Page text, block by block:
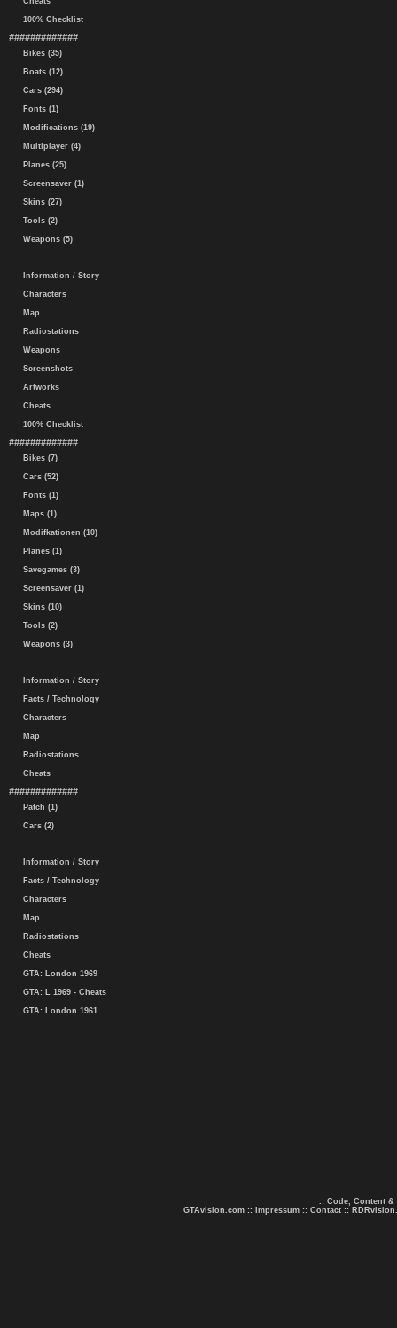
100% Checklist
#############
Bikes (35)
Boats (12)
Cars (294)
Fonts (1)
Modifications (19)
Multiplayer (4)
Planes (25)
Screensaver (1)
Skins (27)
Tools (2)
Weapons (5)
Information / Story
Characters
Map
Radiostations
Weapons
Screenshots
Artworks
Cheats
100% Checklist
#############
Bikes (7)
Cars (52)
Fonts (1)
Maps (1)
Modifkationen (10)
Planes (1)
Savegames (3)
Screensaver (1)
Skins (10)
Tools (2)
Weapons (3)
Information / Story
Facts / Technology
Characters
Map
Radiostations
Cheats
#############
Patch (1)
Cars (2)
Information / Story
Facts / Technology
Characters
Map
Radiostations
Cheats
GTA: London 1969
GTA: L 1969 - Cheats
GTA: London 1961
.: Code, Content &
GTAvision.com :: Impressum :: Contact ::